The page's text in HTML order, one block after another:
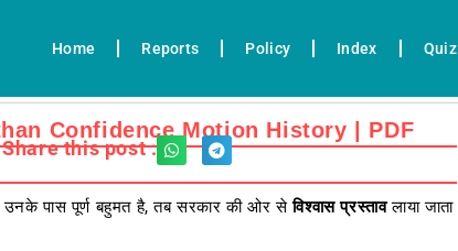
Home Reports Policy Index Quiz
Confidence Motion History | PDF
Share this post :
उनके पास पूर्ण बहुमत है, तब सरकार की ओर सेविश्वास प्रस्तावलाया जाता